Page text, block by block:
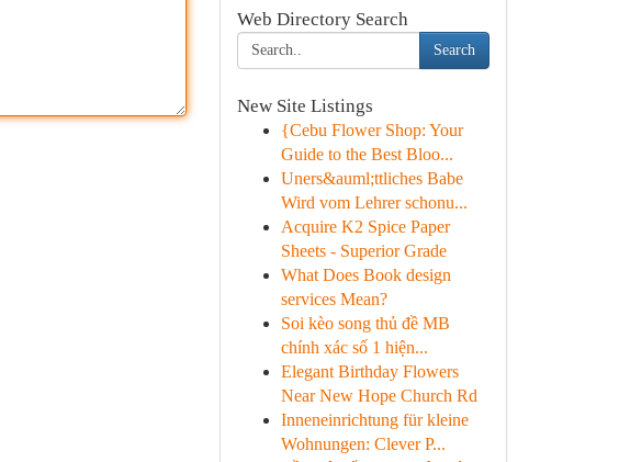
Web Directory Search
Search
New Site Listings
{Cebu Flower Shop: Your
Guide to the Best Bloo...
Uners&auml;ttliches Babe
Wird vom Lehrer schonu...
Acquire K2 Spice Paper
Sheets - Superior Grade
What Does Book design
services Mean?
Soi kèo song thủ đề MB
chính xác số 1 hiện...
Elegant Birthday Flowers
Near New Hope Church Rd
Inneneinrichtung für kleine
Wohnungen: Clever P...